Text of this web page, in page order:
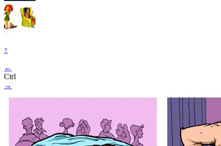
↑
←
Ctrl
→